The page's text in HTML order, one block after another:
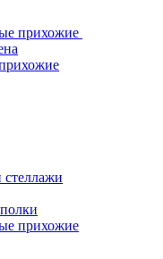
прихожие
прихожие